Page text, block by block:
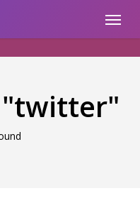
Menu
"twitter"